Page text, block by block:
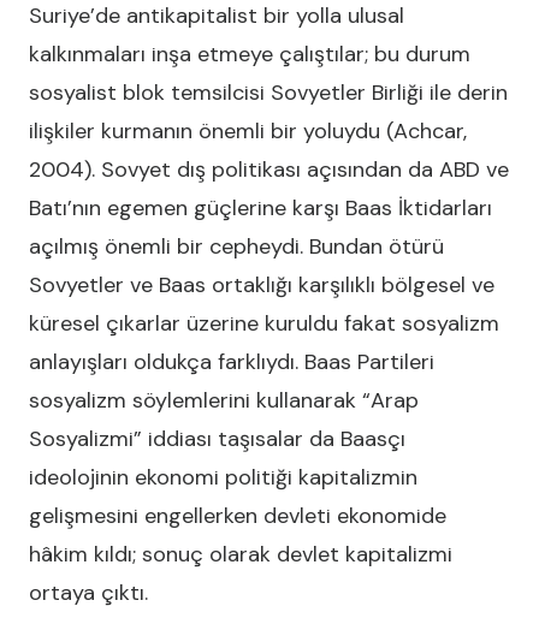
Suriye’de antikapitalist bir yolla ulusal
kalkınmaları inşa etmeye çalıştılar; bu durum
sosyalist blok temsilcisi Sovyetler Birliği ile derin
ilişkiler kurmanın önemli bir yoluydu (Achcar,
2004). Sovyet dış politikası açısından da ABD ve
Batı’nın egemen güçlerine karşı Baas İktidarları
açılmış önemli bir cepheydi. Bundan ötürü
Sovyetler ve Baas ortaklığı karşılıklı bölgesel ve
küresel çıkarlar üzerine kuruldu fakat sosyalizm
anlayışları oldukça farklıydı. Baas Partileri
sosyalizm söylemlerini kullanarak “Arap
Sosyalizmi” iddiası taşısalar da Baasçı
ideolojinin ekonomi politiği kapitalizmin
gelişmesini engellerken devleti ekonomide
hâkim kıldı; sonuç olarak devlet kapitalizmi
ortaya çıktı.